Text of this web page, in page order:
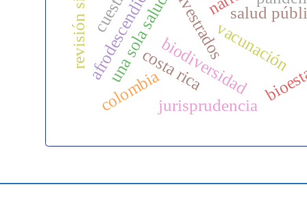
una sola salud salud
biodiversidad
afrodescendientecosta ricavacunación
colombiajurisprudencia